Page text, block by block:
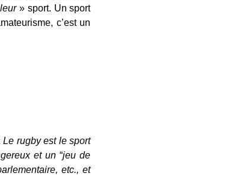
leur» sport. Un sport
c’est un
Le rugby est le sport
et un“jeu de
etc., et